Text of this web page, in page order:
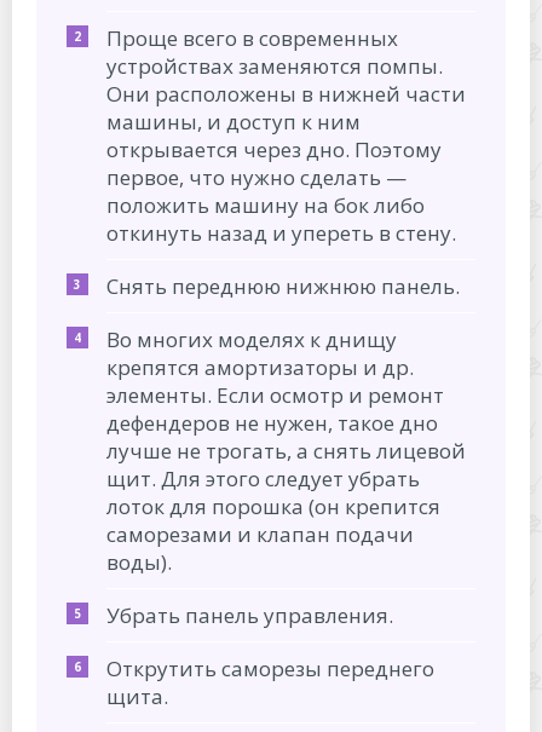
Проще всего в современных
устройствах заменяются помпы.
Они расположены в нижней части
машины, и доступ к ним
открывается через дно. Поэтому
первое, что нужно сделать —
положить машину на бок либо
откинуть назад и упереть в стену.
Снять переднюю нижнюю панель.
Во многих моделях к днищу
крепятся амортизаторы и др.
элементы. Если осмотр и ремонт
дефендеров не нужен, такое дно
лучше не трогать, а снять лицевой
щит. Для этого следует убрать
лоток для порошка (он крепится
саморезами и клапан подачи
воды).
Убрать панель управления.
Открутить саморезы переднего
щита.